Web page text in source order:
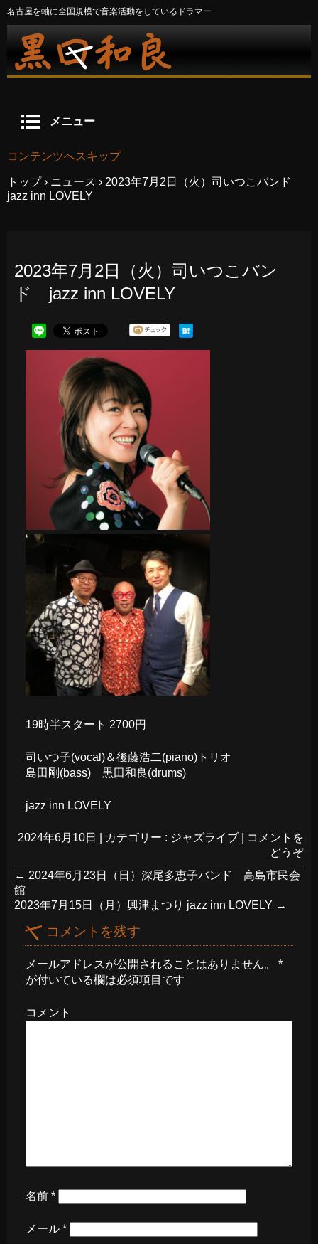
名古屋を軸に全国規模で音楽活動をしているドラマー
メニュー
コンテンツへスキップ
トップ › ニュース › 2023年7月2日（火）司いつこバンド
jazz inn LOVELY
2023年7月2日（火）司いつこバン
ド jazz inn LOVELY
19時半スタート 2700円
司いつ子(vocal)＆後藤浩二(piano)トリオ
島田剛(bass) 黒田和良(drums)
jazz inn LOVELY
2024年6月10日 カテゴリー : ジャズライブ
コメントを
どうぞ
← 2024年6月23日（日）深尾多恵子バンド 高島市民会
館
2023年7月15日（月）興津まつり jazz inn LOVELY →
コメントを残す
メールアドレスが公開されることはありません。
*
が付いている欄は必須項目です
コメント
名前 *
メール *